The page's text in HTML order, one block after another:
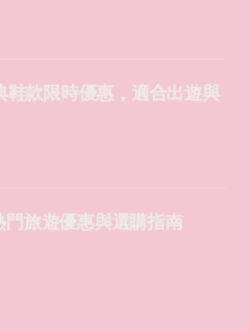
鞋款限時優惠，適合出遊與
門旅遊優惠與選購指南